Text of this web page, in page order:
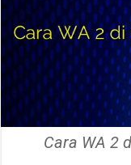
Cara WA 2